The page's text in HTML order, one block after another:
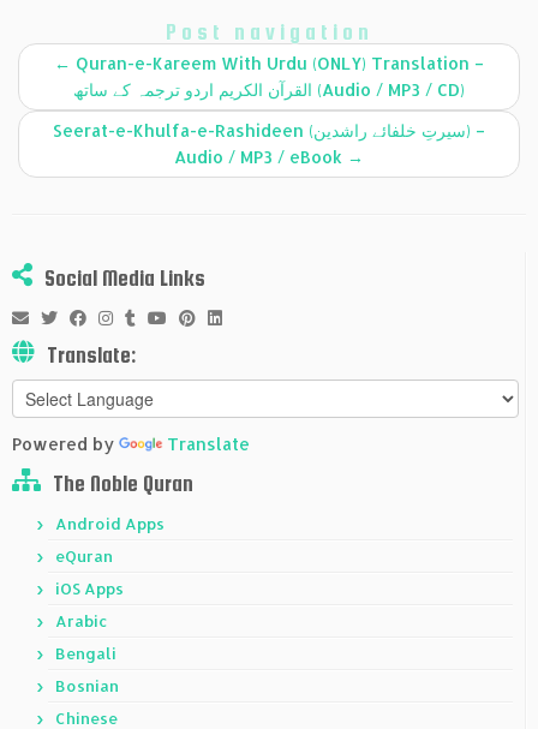
Post navigation
← Quran-e-Kareem With Urdu (ONLY) Translation –
القرآن الكريم اردو ترجمہ کے ساتھ (Audio / MP3 / CD)
Seerat-e-Khulfa-e-Rashideen (سیرتِ خلفائے راشدین) –
Audio / MP3 / eBook →
Social Media Links
Translate:
Powered by Translate
The Noble Quran
Android Apps
eQuran
iOS Apps
Arabic
Bengali
Bosnian
Chinese